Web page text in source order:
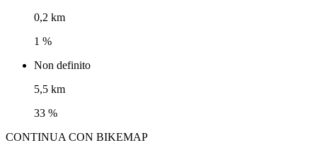
0,2 km
1 %
Non definito
5,5 km
33 %
CONTINUA CON BIKEMAP